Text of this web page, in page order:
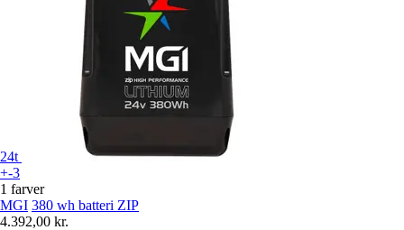
24t
+-3
1 farver
MGI 380 wh batteri ZIP
4.392,00 kr.